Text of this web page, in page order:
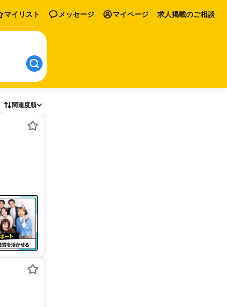
マイリスト メッセージ マイページ 求人掲載のご相談
関連度順